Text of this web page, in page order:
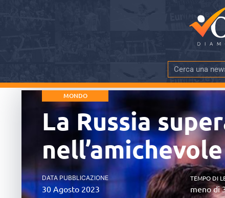
MONDO
La Russia
DATA PUBBLICAZIONE
30 Agosto 2023
TEMPO DI
meno di